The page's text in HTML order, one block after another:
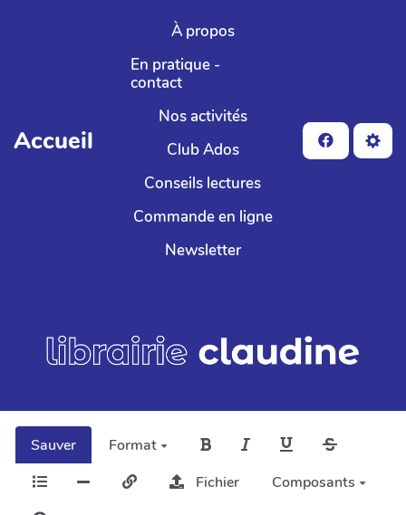
Aller au contenu principal
Accueil
À propos
En pratique -
contact
Nos activités
Club Ados
Conseils lectures
Commande en ligne
Newsletter
Sauver
Format
Fichier
Composants